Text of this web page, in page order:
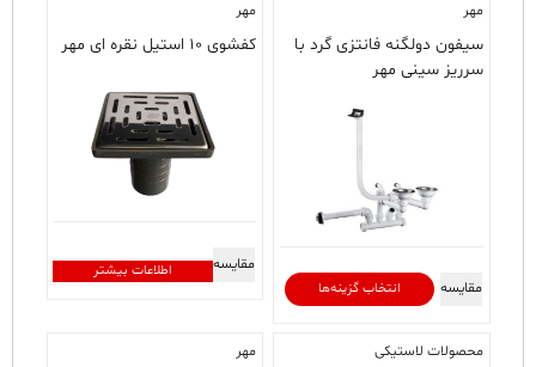
مهر
سیفون دولگنه فانتزی گرد با
سرریز سینی مهر
انتخاب گزینه‌ها
این
انواع
مقایسه
مهر
کفشوی ۱۰ استیل نقره ای مهر
اطلاعات بیشتر مقایسه
محصولات لاستیکی مهر